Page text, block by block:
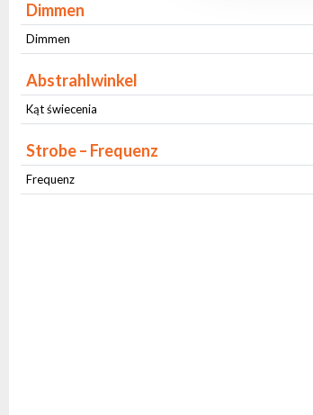
Dimmen
Dimmen
Abstrahlwinkel
Kąt świecenia
Strobe – Frequenz
Frequenz